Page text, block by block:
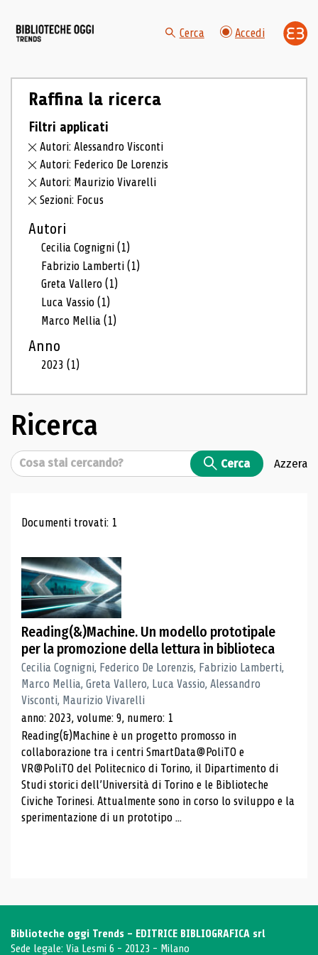
Cerca Accedi
Raffina la ricerca
Filtri applicati
Autori: Alessandro Visconti
Autori: Federico De Lorenzis
Autori: Maurizio Vivarelli
Sezioni: Focus
Autori
Cecilia Cognigni(1)
Fabrizio Lamberti(1)
Greta Vallero(1)
Luca Vassio(1)
Marco Mellia(1)
Anno
2023(1)
Ricerca
Cerca Cerca Azzera
Risultati di ricerca
Documenti trovati: 1
Reading(&)Machine. Un modello prototipale
per la promozione della lettura in biblioteca
Cecilia Cognigni, Federico De Lorenzis, Fabrizio Lamberti,
Marco Mellia, Greta Vallero, Luca Vassio, Alessandro
Visconti, Maurizio Vivarelli
anno: 2023, volume: 9, numero: 1
Reading(&)Machine è un progetto promosso in
collaborazione tra i centri SmartData@PoliTO e
VR@PoliTO del Politecnico di Torino, il Dipartimento di
Studi storici dell’Università di Torino e le Biblioteche
Civiche Torinesi. Attualmente sono in corso lo sviluppo e la
sperimentazione di un prototipo ...
Biblioteche oggi Trends - EDITRICE BIBLIOGRAFICA srl
Sede legale: Via Lesmi 6 - 20123 - Milano